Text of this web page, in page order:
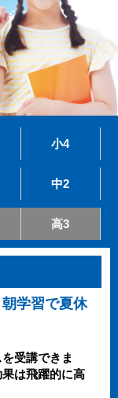
小4
中2
高3
学習で夏休
受講できま
は飛躍的に高